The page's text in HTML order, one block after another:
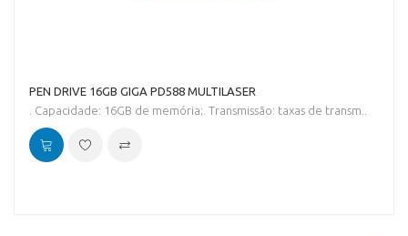
PEN DRIVE 16GB GIGA PD588 MULTILASER
. Capacidade: 16GB de memória;. Transmissão: taxas de transm..